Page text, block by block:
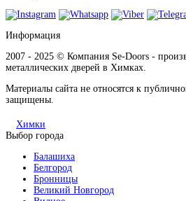
Информация
2007 - 2025 © Компания Se-Doors -
металлических дверей в Химках.
Материалы сайта не относятся к
защищены.
Химки
Выбор города
Балашиха
Белгород
Бронницы
Великий Новгород